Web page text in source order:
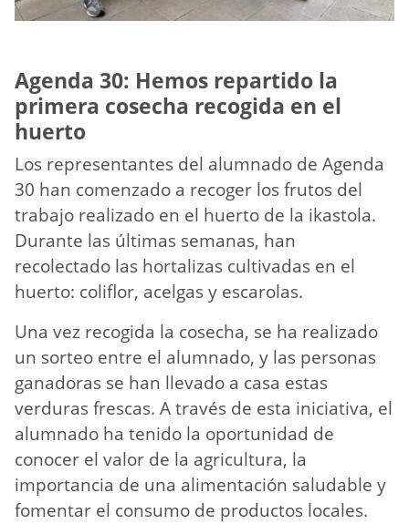
Agenda 30: Hemos repartido la
primera cosecha recogida en el
huerto
Los representantes del alumnado de Agenda
30 han comenzado a recoger los frutos del
trabajo realizado en el huerto de la ikastola.
Durante las últimas semanas, han
recolectado las hortalizas cultivadas en el
huerto: coliflor, acelgas y escarolas.
Una vez recogida la cosecha, se ha realizado
un sorteo entre el alumnado, y las personas
ganadoras se han llevado a casa estas
verduras frescas. A través de esta iniciativa, el
alumnado ha tenido la oportunidad de
conocer el valor de la agricultura, la
importancia de una alimentación saludable y
fomentar el consumo de productos locales.